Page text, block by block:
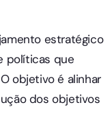
estratégico
políticas que
objetivo é alinhar
dos objetivos